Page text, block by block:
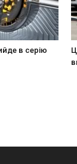
в серію